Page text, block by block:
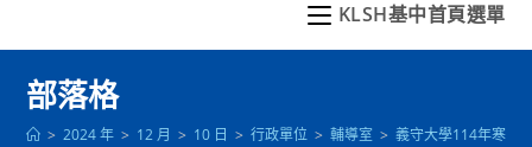
KLSH基中首頁選單
部落格
> 2024 年 > 12 月 > 10 日 > 行政單位 > 輔導室 > 義守大學114年寒假